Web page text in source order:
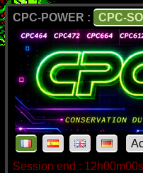
CPC-POWER : CPC-
Session end : 12h00m00s